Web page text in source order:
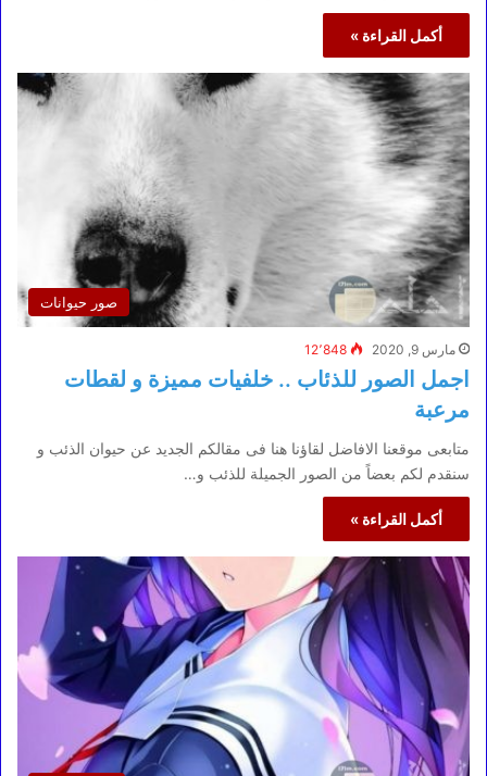
أكمل القراءة »
صور حيوانات
مارس 9, 2020 12٬848
اجمل الصور للذئاب .. خلفيات مميزة و لقطات
مرعبة
متابعى موقعنا الافاضل لقاؤنا هنا فى مقالكم الجديد عن حيوان الذئب و
سنقدم لكم بعضاً من الصور الجميلة للذئب و…
أكمل القراءة »